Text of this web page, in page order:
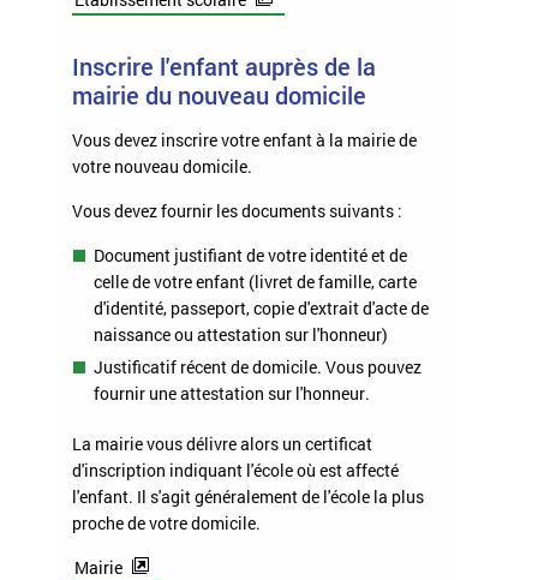
Inscrire l'enfant auprès de la
mairie du nouveau domicile
Vous devez inscrire votre enfant à la mairie de
votre nouveau domicile.
Vous devez fournir les documents suivants :
Document justifiant de votre identité et de
celle de votre enfant (livret de famille, carte
d'identité, passeport, copie d'extrait d'acte de
naissance ou attestation sur l'honneur)
Justificatif récent de domicile. Vous pouvez
fournir une attestation sur l'honneur.
La mairie vous délivre alors un certificat
d'inscription indiquant l'école où est affecté
l'enfant. Il s'agit généralement de l'école la plus
proche de votre domicile.
Mairie